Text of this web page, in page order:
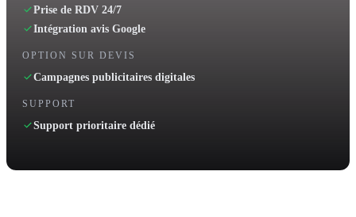
Prise de RDV 24/7
Intégration avis Google
OPTION SUR DEVIS
Campagnes publicitaires digitales
SUPPORT
Support prioritaire dédié